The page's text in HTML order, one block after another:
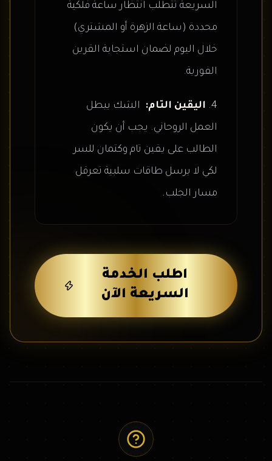
السريعة تتطلب انتظار ساعة فلكية
محددة (ساعة الزهرة أو المشتري)
خلال اليوم لضمان استجابة القرين
الفورية.
اليقين التام:
الشك يبطل
العمل الروحاني. يجب أن يكون
الطالب على يقين تام وكتمان للسر
لكي لا يرسل طاقات سلبية تعرقل
مسار الجلب.
اطلب الخدمة
السريعة الآن